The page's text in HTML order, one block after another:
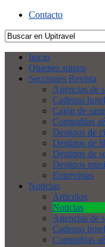
Contacto
Inicio
Quienes somos
Secciones Revista
Agencias de
Cadenas
Cajón de
Compañías
Destinos de
Destinos de
Destinos de
Destinos
Entrevistas
Noticias
Artículos
Noticias
Agencias de
Cadenas
Compañías